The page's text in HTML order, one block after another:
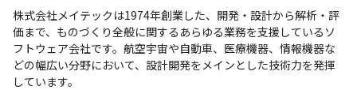
株式会社メイテックは1974年創業した、開発・設計から解析・評
価まで、ものづくり全般に関するあらゆる業務を支援しているソ
フトウェア会社です。航空宇宙や自動車、医療機器、情報機器な
どの幅広い分野において、設計開発をメインとした技術力を発揮
しています。